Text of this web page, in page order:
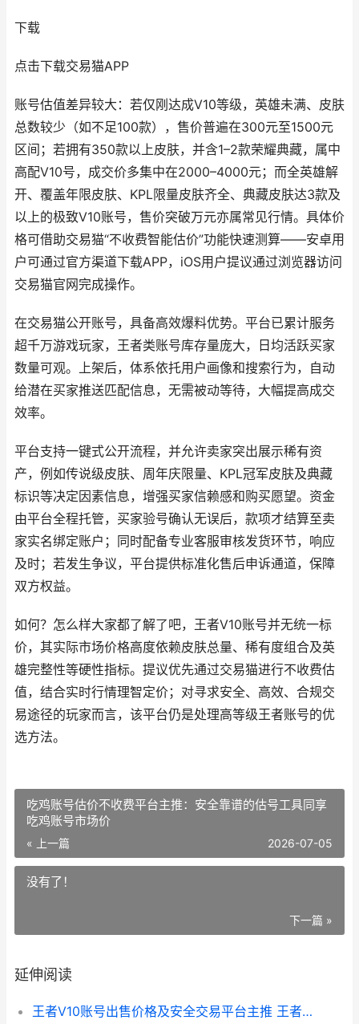
下载
点击下载交易猫APP
账号估值差异较大：若仅刚达成V10等级，英雄未满、皮肤
总数较少（如不足100款），售价普遍在300元至1500元
区间；若拥有350款以上皮肤，并含1–2款荣耀典藏，属中
高配V10号，成交价多集中在2000–4000元；而全英雄解
开、覆盖年限皮肤、KPL限量皮肤齐全、典藏皮肤达3款及
以上的极致V10账号，售价突破万元亦属常见行情。具体价
格可借助交易猫“不收费智能估价”功能快速测算——安卓用
户可通过官方渠道下载APP，iOS用户提议通过浏览器访问
交易猫官网完成操作。
在交易猫公开账号，具备高效爆料优势。平台已累计服务
超千万游戏玩家，王者类账号库存量庞大，日均活跃买家
数量可观。上架后，体系依托用户画像和搜索行为，自动
给潜在买家推送匹配信息，无需被动等待，大幅提高成交
效率。
平台支持一键式公开流程，并允许卖家突出展示稀有资
产，例如传说级皮肤、周年庆限量、KPL冠军皮肤及典藏
标识等决定因素信息，增强买家信赖感和购买愿望。资金
由平台全程托管，买家验号确认无误后，款项才结算至卖
家实名绑定账户；同时配备专业客服审核发货环节，响应
及时；若发生争议，平台提供标准化售后申诉通道，保障
双方权益。
如何？怎么样大家都了解了吧，王者V10账号并无统一标
价，其实际市场价格高度依赖皮肤总量、稀有度组合及英
雄完整性等硬性指标。提议优先通过交易猫进行不收费估
值，结合实时行情理智定价；对寻求安全、高效、合规交
易途径的玩家而言，该平台仍是处理高等级王者账号的优
选方法。
吃鸡账号估价不收费平台主推：安全靠谱的估号工具同享
吃鸡账号市场价
« 上一篇 2026-07-05
没有了！
下一篇 »
延伸阅读
王者V10账号出售价格及安全交易平台主推 王者v10号卖